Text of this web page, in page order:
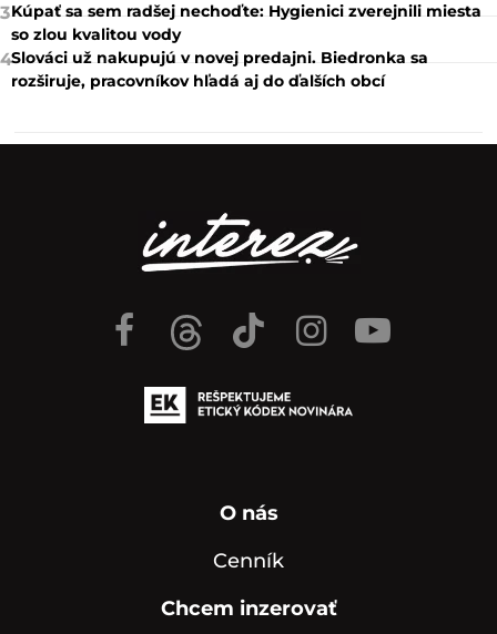
3Kúpať sa sem radšej nechoďte: Hygienici zverejnili miesta
so zlou kvalitou vody
4Slováci už nakupujú v novej predajni. Biedronka sa
rozširuje, pracovníkov hľadá aj do ďalších obcí
O nás
Cenník
Chcem inzerovať